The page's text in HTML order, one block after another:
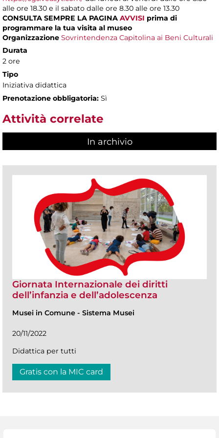
alle ore 18.30 e il sabato dalle ore 8.30 alle ore 13.30
CONSULTA SEMPRE LA PAGINA AVVISI prima di
programmare la tua visita al museo
Organizzazione Sovrintendenza Capitolina ai Beni Culturali
Durata
2 ore
Tipo
Iniziativa didattica
Prenotazione obbligatoria: Sì
Attività correlate
In archivio
Giornata Internazionale dei diritti
dell’infanzia e dell’adolescenza
Musei in Comune - Sistema Musei
20/11/2022
Didattica per tutti
Gratis con la MIC card